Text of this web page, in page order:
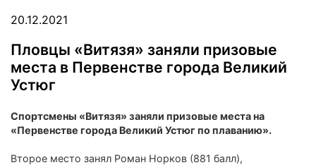
20.12.2021
Пловцы «Витязя» заняли призовые
места в Первенстве города Великий
Устюг
Спортсмены «Витязя» заняли призовые места на
«Первенстве города Великий Устюг по плаванию».
Второе место занял Роман Норков (881 балл),